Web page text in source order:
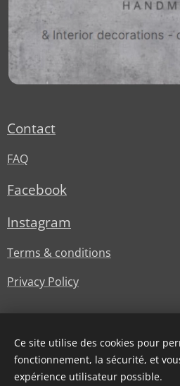
Contact
FAQ
Facebook
Instagram
Terms & conditions
Privacy Policy
Ce site utilise des cookies pour
fonctionnement, la sécurité, et
expérience utilisateur possible.